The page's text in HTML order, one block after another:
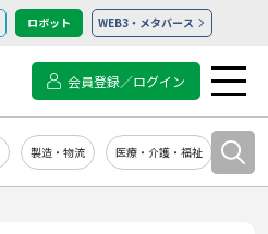
ロボット WEB3・メタバース
会員登録／ログイン
製造・物流 医療・介護・福祉 シス